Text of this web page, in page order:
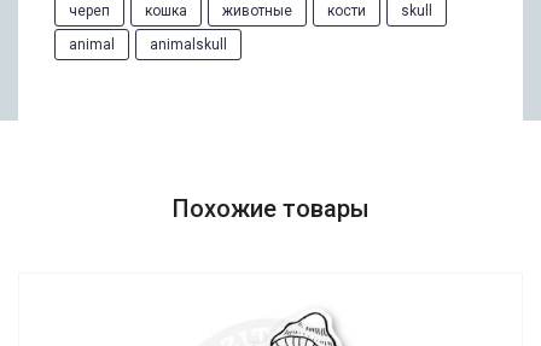
череп кошка животные кости
skull
animal
animalskull
Похожие товары